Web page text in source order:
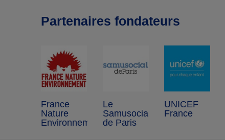
Partenaires fondateurs
France
Nature
Environnement
Le
Samusocial
de Paris
UNICEF
France